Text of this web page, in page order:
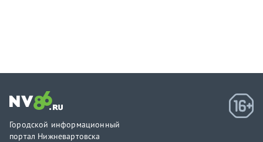
Городской информационный
портал Нижневартовска